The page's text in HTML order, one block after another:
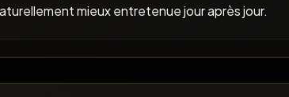
mieux entretenue jour après jour.